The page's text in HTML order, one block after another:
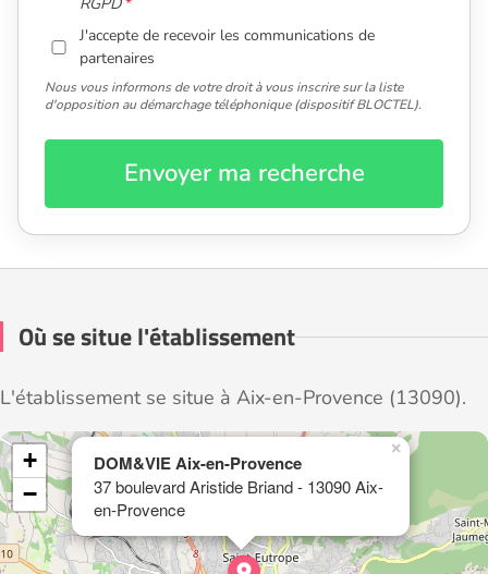
RGPD
J'accepte de recevoir les communications de
partenaires
Nous vous informons de votre droit à vous inscrire sur la liste
d'opposition au démarchage téléphonique (dispositif BLOCTEL).
Envoyer ma recherche
Où se situe l'établissement
L'établissement se situe à Aix-en-Provence (13090).
DOM&VIE Aix-en-Provence
37 boulevard Aristide Briand - 13090 Aix-
en-Provence
×
+
−